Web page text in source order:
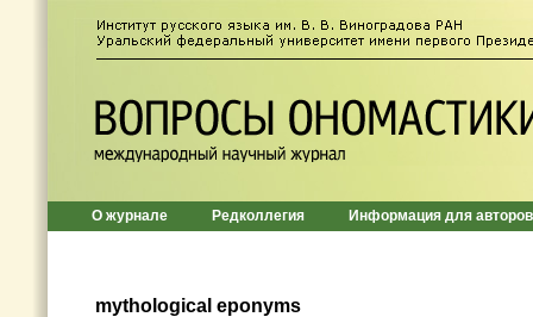
О журнале Редколлегия Информация для авторов
mythological eponyms